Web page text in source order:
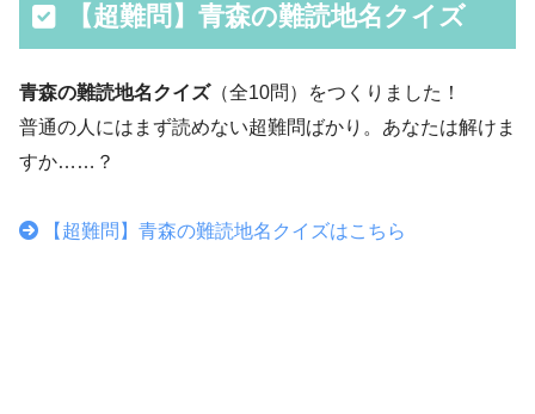
【超難問】青森の難読地名クイズ
青森の難読地名クイズ（全10問）をつくりました！
普通の人にはまず読めない超難問ばかり。あなたは解けま
すか……？
【超難問】青森の難読地名クイズはこちら